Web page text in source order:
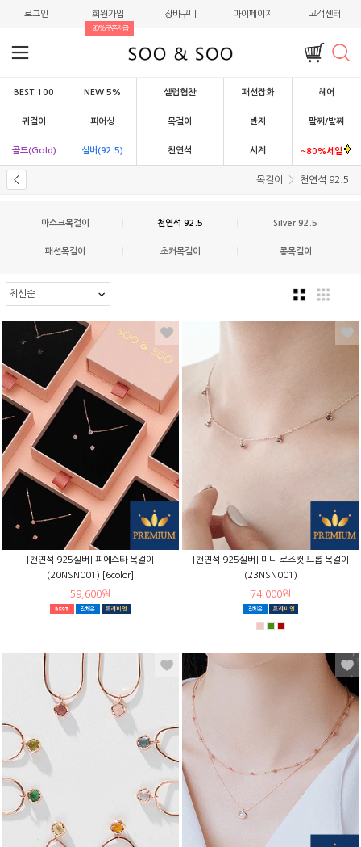
로그인 회원가입
20%쿠폰지급
장바구니 마이페이지 고객센터
BEST 100 NEW 5% 셀럽협찬 패션잡화 헤어
귀걸이 피어싱 목걸이 반지 팔찌/발찌
골드(Gold) 실버(92.5) 천연석 시계 ~80%세일
목걸이 천연석 92.5
마스크목걸이 천연석 92.5 Silver 92.5
패션목걸이 초커목걸이 롱목걸이
[천연석 925실버] 피에스타 목걸이
(20NSN001) [6color]
59,600원
[천연석 925실버] 미니 로즈컷 드롭 목걸이
(23NSN001)
74,000원